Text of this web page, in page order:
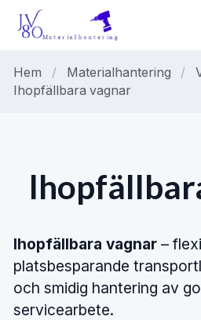
Hem / Materialhantering /
Ihopfällbara vagnar
Ihopfällbara vagnar –
platsbesparande
och smidig hantering av
servicearbete.